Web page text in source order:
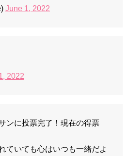
June 1, 2022
2022
ンに投票完了！現在の得票
ていても心はいつも一緒だよ